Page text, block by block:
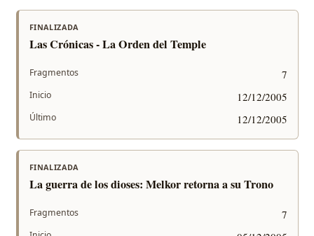
FINALIZADA
Las Crónicas - La Orden del Temple
Fragmentos 7
Inicio 12/12/2005
Último 12/12/2005
FINALIZADA
La guerra de los dioses: Melkor retorna a su Trono
Fragmentos 7